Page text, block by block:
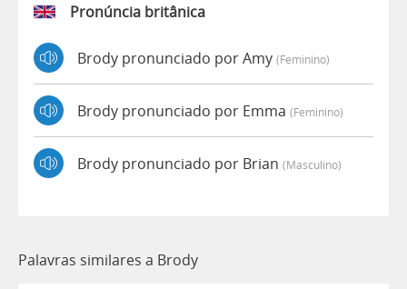
Pronúncia britânica
Brody pronunciado por Amy (feminino)
Brody pronunciado por Emma (feminino)
Brody pronunciado por Brian (masculino)
Palavras similares a Brody